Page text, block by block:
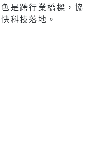
是跨行業橋樑，協
科技落地。